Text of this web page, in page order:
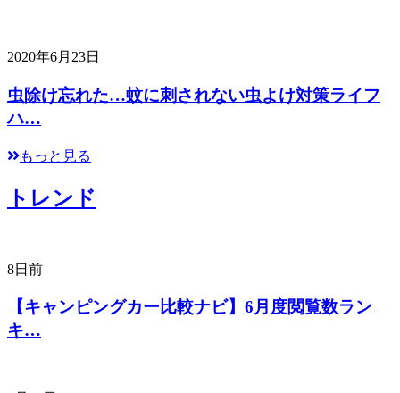
2020年6月23日
虫除け忘れた…蚊に刺されない虫よけ対策ライフ
ハ…
もっと見る
トレンド
8日前
【キャンピングカー比較ナビ】6月度閲覧数ラン
キ…